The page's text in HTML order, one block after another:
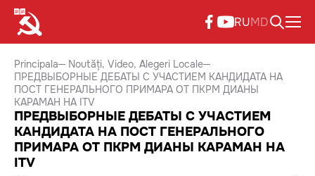
RUMD
Principala Noutăți Video Alegeri Locale
ПРЕДВЫБОРНЫЕ ДЕБАТЫ С УЧАСТИЕМ КАНДИДАТА НА
ПОСТ ГЕНЕРАЛЬНОГО ПРИМАРА ОТ ПКРМ ДИАНЫ
КАРАМАН НА ITV
ПРЕДВЫБОРНЫЕ ДЕБАТЫ С УЧАСТИЕМ
КАНДИДАТА НА ПОСТ ГЕНЕРАЛЬНОГО
ПРИМАРА ОТ ПКРМ ДИАНЫ КАРАМАН НА
ITV